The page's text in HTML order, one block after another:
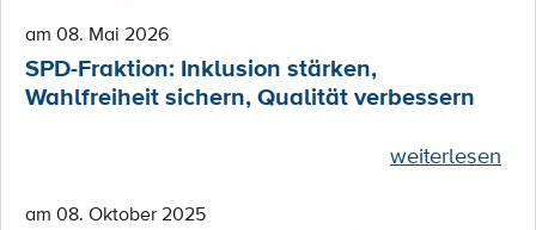
am 08. Mai 2026
SPD-Fraktion: Inklusion stärken,
Wahlfreiheit sichern, Qualität verbessern
weiterlesen
am 08. Oktober 2025